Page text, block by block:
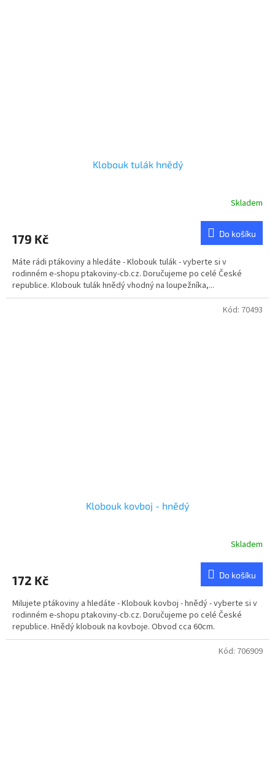
Klobouk tulák hnědý
je
z
5
hvězdiček.
Skladem
179 Kč Do košíku
Máte rádi ptákoviny a hledáte - Klobouk tulák - vyberte si v
rodinném e-shopu ptakoviny-cb.cz. Doručujeme po celé České
republice. Klobouk tulák hnědý vhodný na loupežníka,...
Klobouk kovboj - hnědý
Skladem
172 Kč Do košíku
Milujete ptákoviny a hledáte - Klobouk kovboj - hnědý - vyberte si v
rodinném e-shopu ptakoviny-cb.cz. Doručujeme po celé České
republice. Hnědý klobouk na kovboje. Obvod cca 60cm.
Kód: 70493
Kód: 706909